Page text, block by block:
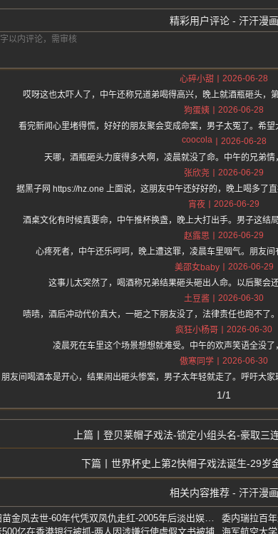
精彩用户评论 - 汗汗漫画
心碎小甜
2026-06-28
哎呀这也太吓人了，中午还称兄道弟喝得高兴，晚上就酒瓶砸头，
狗蛋姨
2026-06-28
看完新闻心里堵得慌，好好的朋友聚会变成命案，男子太冤了。希望
coocola
2026-06-28
天哪，酒瓶砸头力度得多大啊，凌晨就没了命。中午的兄弟情
张欣尧
2026-06-29
据黑子网 https://hz.one 上面说，这朋友中午还好好的，晚上喝多了
宵夜
2026-06-29
酒桌文化有时候真要命，中午推杯换盏，晚上大打出手。男子这结
赵露思
2026-06-29
心疼死者，中午还乐呵呵，晚上遭这罪，凌晨车里咽气。朋友间
美邵女baby
2026-06-29
这事儿太突然了，喝酒称兄弟结果砸头砸出人命。以后聚会
土豆酱
2026-06-30
啧啧，酒后冲动代价真大，一砸之下朋友没了，法律责任也跑不了
疯狂小杨哥
2026-06-30
凌晨死在车里这个场景想想就难受。中午的欢声笑语全没了
傲寒同学
2026-06-30
朋友间喝酒本是开心，结果闹出砸头惨案，男子太年轻就走了。呼吁大家
1/1
登贝莱帽子戏法-锁定小组头名-豪取三
世界杯史上第2快帽子戏法诞生-29岁
相关内容推荐 - 汗汗漫画
委内瑞拉百
亿在香港银行被抓-两人因涉嫌行使虚假文书被捕
海军航空大